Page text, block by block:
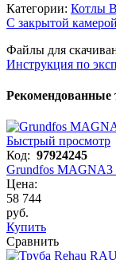
Категории: Котлы
С закрытой
Файлы для
Инструкция по
Рекомендованные
Быстрый просмотр
Код: 97924245
Grundfos MAGNA3
Цена:
58 744
руб.
Купить
Сравнить